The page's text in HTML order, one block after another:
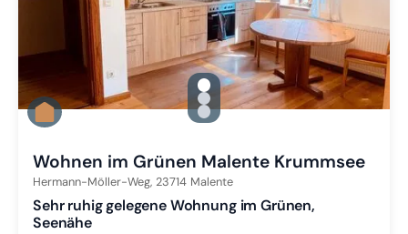
gallery.slide_selector
Zu Slide 1 wechseln
Zu Slide 2 wechseln
Zu Slide 3 wechseln
Wohnen im Grünen Malente Krummsee
Hermann-Möller-Weg, 23714 Malente
Sehr ruhig gelegene Wohnung im Grünen,
Seenähe